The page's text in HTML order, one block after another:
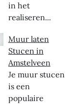
in het
realiseren...
Muur laten
Stucen in
Amstelveen
Je muur stucen
is een
populaire